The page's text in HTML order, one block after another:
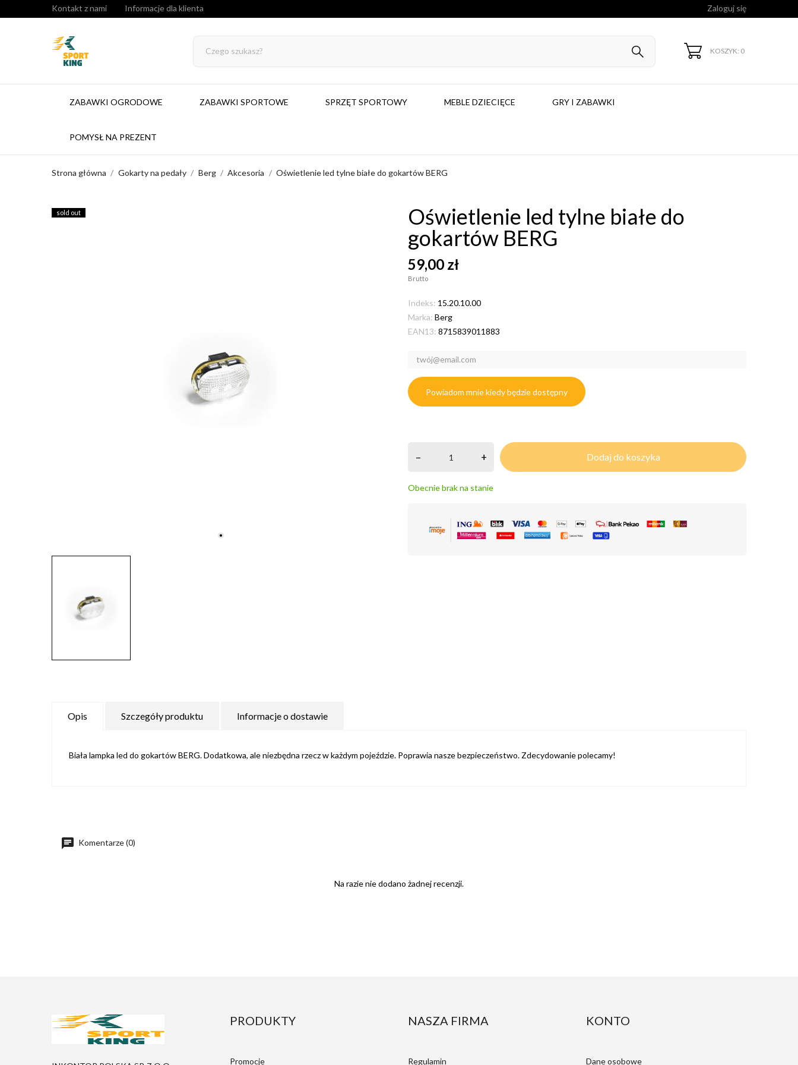
Kontakt z nami Informacje dla klienta Zaloguj się
KOSZYK: 0
ZABAWKI OGRODOWE ZABAWKI SPORTOWE SPRZĘT SPORTOWY MEBLE DZIECIĘCE GRY I ZABAWKI
POMYSŁ NA PREZENT
Strona główna Gokarty na pedały Berg Akcesoria Oświetlenie led tylne białe do gokartów BERG
sold out
Oświetlenie led tylne białe do
gokartów BERG
59,00 zł
Brutto
Indeks: 15.20.10.00
Marka: Berg
EAN13: 8715839011883
Powiadom mnie kiedy będzie dostępny
– + Dodaj do koszyka
Obecnie brak na stanie
Opis Szczegóły produktu Informacje o dostawie
Biała lampka led do gokartów BERG. Dodatkowa, ale niezbędna rzecz w każdym pojeździe. Poprawia nasze bezpieczeństwo. Zdecydowanie polecamy!
Komentarze (0)
Na razie nie dodano żadnej recenzji.
PRODUKTY
Promocje
NASZA FIRMA
Regulamin
KONTO
Dane osobowe